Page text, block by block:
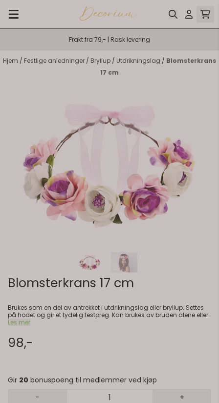
Hopp til innhold
Frakt fra 79,- | Rask levering
Hjem / Festlige anledninger / Bryllup / Utdrikningslag / Blomsterkrans
17 cm
Blomsterkrans 17 cm
Brukes som en del av antrekket i utdrikningslag eller bryllup. Settes
på hodet og gir et tydelig festpreg. Kan brukes av bruden alene eller
av flere i gruppen. Sitter lett og er enkel å ta av og på. Praktisk info: -
Les mer
98,-
Gir 20 bonuspoeng til medlemmer ved kjøp
- +